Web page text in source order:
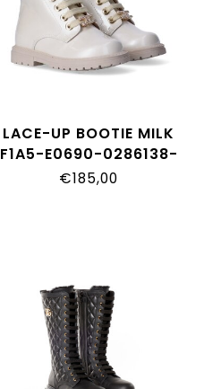
LACE-UP BOOTIE MILK
F1A5-E0690-0286138-
€185,00